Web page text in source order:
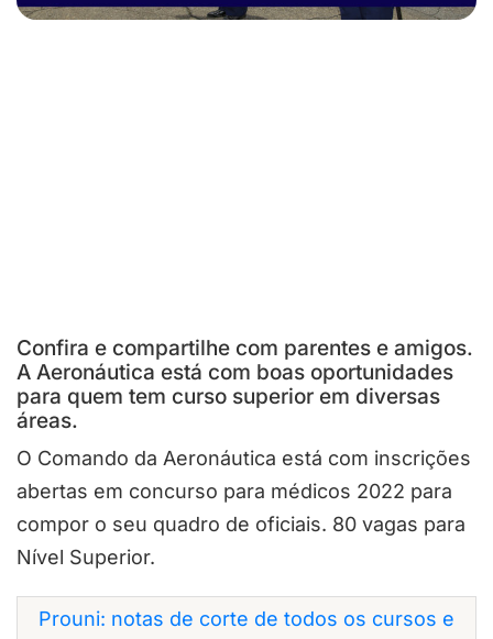
Confira e compartilhe com parentes e amigos.
A Aeronáutica está com boas oportunidades
para quem tem curso superior em diversas
áreas.
O Comando da Aeronáutica está com inscrições
abertas em concurso para médicos 2022 para
compor o seu quadro de oficiais. 80 vagas para
Nível Superior.
Prouni: notas de corte de todos os cursos e